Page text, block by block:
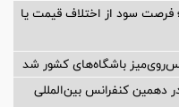
فرصت سود از اختلاف قیمت یا
باشگاه‌های کشور شد
دهمین کنفرانس بین‌المللی